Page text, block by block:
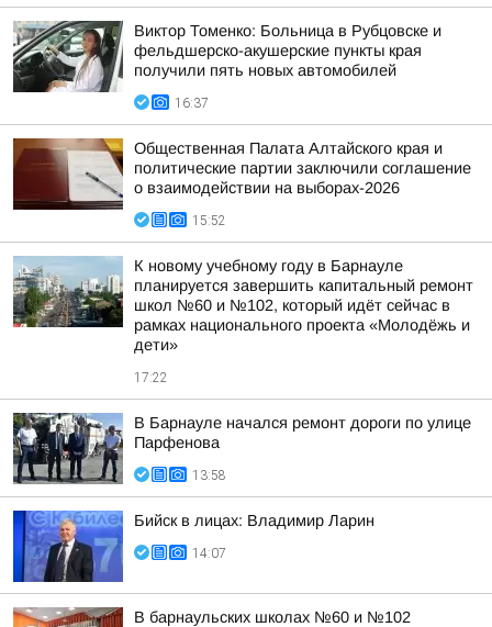
Виктор Томенко: Больница в Рубцовске и
фельдшерско-акушерские пункты края
получили пять новых автомобилей
16:37
Общественная Палата Алтайского края и
политические партии заключили соглашение
о взаимодействии на выборах-2026
15:52
К новому учебному году в Барнауле
планируется завершить капитальный ремонт
школ №60 и №102, который идёт сейчас в
рамках национального проекта «Молодёжь и
дети»
17:22
В Барнауле начался ремонт дороги по улице
Парфенова
13:58
Бийск в лицах: Владимир Ларин
14:07
В барнаульских школах №60 и №102